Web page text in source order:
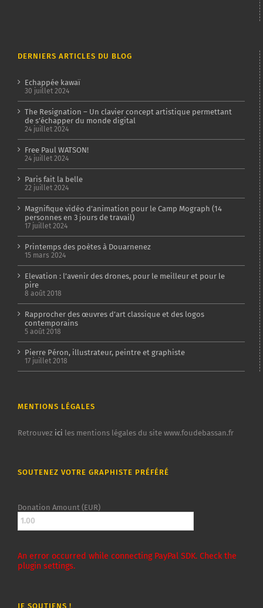
DERNIERS ARTICLES DU BLOG
Echappée kawaï
30 juillet 2024
The Resignation – Un clavier concept artistique permettant
de s’échapper du monde digital
24 juillet 2024
Free Paul WATSON!
24 juillet 2024
Paris fait la belle
22 juillet 2024
Magnifique vidéo d’animation pour le Camp Mograph (14
personnes en 3 jours de travail)
17 juillet 2024
Printemps des poètes à Douarnenez
15 mars 2024
Elevation : l’avenir des drones, pour le meilleur et pour le
pire
8 août 2018
Rapprocher des œuvres d’art classique et des logos
contemporains
5 août 2018
Pierre Péron, illustrateur, peintre et graphiste
17 juillet 2018
MENTIONS LÉGALES
Retrouvez ici les mentions légales du site www.foudebassan.fr
SOUTENEZ VOTRE GRAPHISTE PRÉFÉRÉ
Donation Amount (EUR)
An error occurred while connecting PayPal SDK. Check the
plugin settings.
JE SOUTIENS !